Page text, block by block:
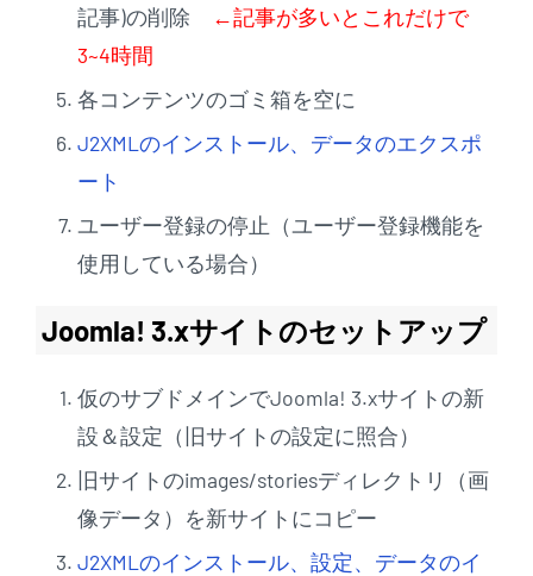
記事)の削除
←記事が多いとこれだけで
3~4時間
各コンテンツのゴミ箱を空に
J2XMLのインストール、データのエクスポ
ート
ユーザー登録の停止（ユーザー登録機能を
使用している場合）
Joomla! 3.xサイトのセットアップ
仮のサブドメインでJoomla! 3.xサイトの新
設＆設定（旧サイトの設定に照合）
旧サイトのimages/storiesディレクトリ（画
像データ）を新サイトにコピー
J2XMLのインストール、設定、データのイ